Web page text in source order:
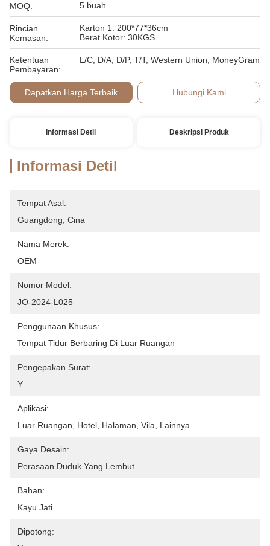
MOQ: 5 buah
Rincian
Kemasan:
Karton 1: 200*77*36cm
Berat Kotor: 30KGS
Ketentuan
Pembayaran:
L/C, D/A, D/P, T/T, Western Union, MoneyGram
Dapatkan Harga Terbaik Hubungi Kami
Informasi Detil Deskripsi Produk
Informasi Detil
Tempat Asal:
Guangdong, Cina
Nama Merek:
OEM
Nomor Model:
JO-2024-L025
Penggunaan Khusus:
Tempat Tidur Berbaring Di Luar Ruangan
Pengepakan Surat:
Y
Aplikasi:
Luar Ruangan, Hotel, Halaman, Vila, Lainnya
Gaya Desain:
Perasaan Duduk Yang Lembut
Bahan:
Kayu Jati
Dipotong: